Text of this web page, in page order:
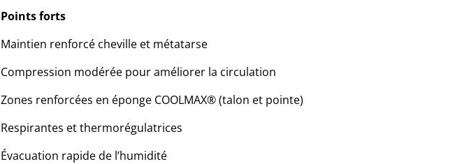
Points forts
Maintien renforcé cheville et métatarse
Compression modérée pour améliorer la circulation
Zones renforcées en éponge COOLMAX® (talon et pointe)
Respirantes et thermorégulatrices
Évacuation rapide de l’humidité